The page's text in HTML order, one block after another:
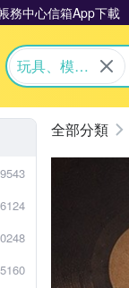
務中心信箱App下載
Yahoo拍賣
玩具、模型